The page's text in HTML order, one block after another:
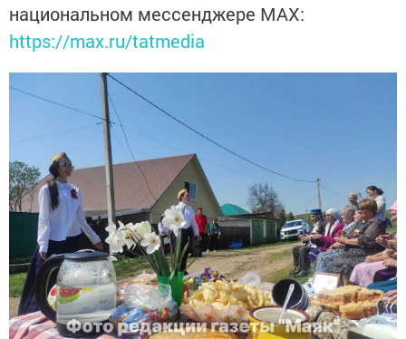
национальном мессенджере MАХ:
https://max.ru/tatmedia